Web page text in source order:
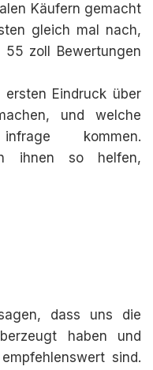
Käufern gemacht
gleich mal nach,
zoll Bewertungen
Eindruck über
und welche
kommen.
ihnen so helfen,
dass uns die
haben und
sind.